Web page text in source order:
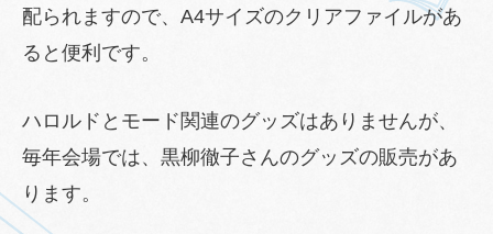
配られますので、A4サイズのクリアファイルがあ
ると便利です。
ハロルドとモード関連のグッズはありませんが、
毎年会場では、黒柳徹子さんのグッズの販売があ
ります。